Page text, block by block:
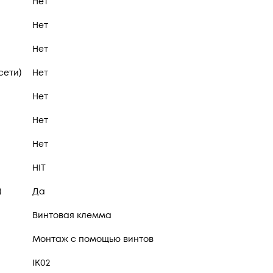
Нет
Нет
Нет
Нет
Нет
Нет
HIT
Да
Винтовая клемма
Монтаж с помощью винтов
IK02